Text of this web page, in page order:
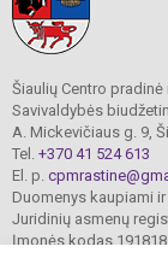
Šiaulių Centro pradinė
Savivaldybės
A. Mickevičiaus g. 9,
Tel. +370 41 524 613
El. p.
Duomenys kaupiami
Juridinių asmenų
Įmonės kodas